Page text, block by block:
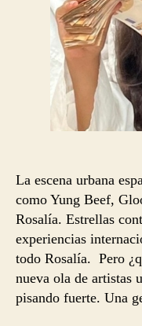
La escena urbana
como Yung Beef,
Rosalía. Estrellas
experiencias
todo Rosalía. Pero
nueva ola de artistas
pisando fuerte. Una